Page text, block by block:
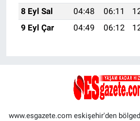
8 Eyl Sal
04:48 06:11
9 Eyl Çar
04:49 06:12
www.esgazete.com eskişehir'den